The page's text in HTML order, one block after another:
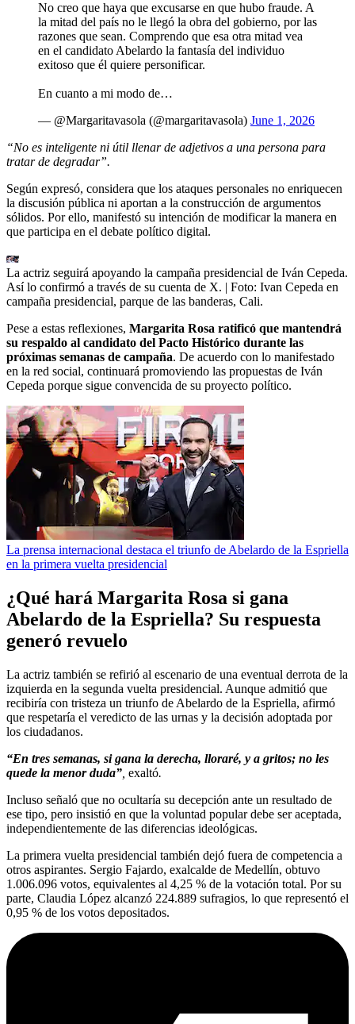
No creo que haya que excusarse en que hubo fraude. A
la mitad del país no le llegó la obra del gobierno, por las
razones que sean. Comprendo que esa otra mitad vea
en el candidato Abelardo la fantasía del individuo
exitoso que él quiere personificar.
En cuanto a mi modo de…
— @Margaritavasola (@margaritavasola) June 1, 2026
“No es inteligente ni útil llenar de adjetivos a una persona para
tratar de degradar”.
Según expresó, considera que los ataques personales no enriquecen
la discusión pública ni aportan a la construcción de argumentos
sólidos. Por ello, manifestó su intención de modificar la manera en
que participa en el debate político digital.
La actriz seguirá apoyando la campaña presidencial de Iván Cepeda.
Así lo confirmó a través de su cuenta de X. | Foto: Ivan Cepeda en
campaña presidencial, parque de las banderas, Cali.
Pese a estas reflexiones, Margarita Rosa ratificó que mantendrá
su respaldo al candidato del Pacto Histórico durante las
próximas semanas de campaña. De acuerdo con lo manifestado
en la red social, continuará promoviendo las propuestas de Iván
Cepeda porque sigue convencida de su proyecto político.
La prensa internacional destaca el triunfo de Abelardo de la Espriella
en la primera vuelta presidencial
¿Qué hará Margarita Rosa si gana
Abelardo de la Espriella? Su respuesta
generó revuelo
La actriz también se refirió al escenario de una eventual derrota de la
izquierda en la segunda vuelta presidencial. Aunque admitió que
recibiría con tristeza un triunfo de Abelardo de la Espriella, afirmó
que respetaría el veredicto de las urnas y la decisión adoptada por
los ciudadanos.
“En tres semanas, si gana la derecha, lloraré, y a gritos; no les
quede la menor duda” exaltó.
Incluso señaló que no ocultaría su decepción ante un resultado de
ese tipo, pero insistió en que la voluntad popular debe ser aceptada,
independientemente de las diferencias ideológicas.
La primera vuelta presidencial también dejó fuera de competencia a
otros aspirantes. Sergio Fajardo, exalcalde de Medellín, obtuvo
1.006.096 votos, equivalentes al 4,25 % de la votación total. Por su
parte, Claudia López alcanzó 224.889 sufragios, lo que representó el
0,95 % de los votos depositados.